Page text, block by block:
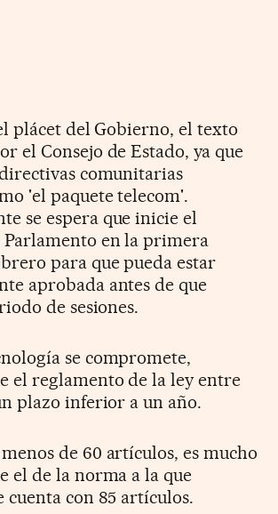
plácet del Gobierno, el texto
el Consejo de Estado, ya que
comunitarias
'el paquete telecom'.
se espera que inicie el
en la primera
para que pueda estar
aprobada antes de que
de sesiones.
se compromete,
el reglamento de la ley entre
plazo inferior a un año.
de 60 artículos, es mucho
el de la norma a la que
cuenta con 85 artículos.